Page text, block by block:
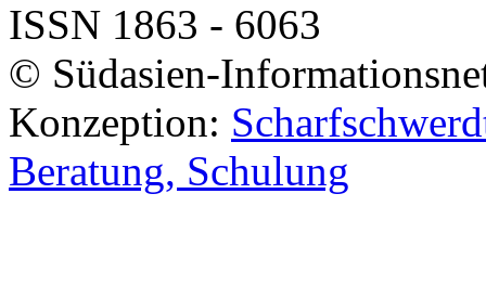
ISSN 1863 - 6063
© Südasien-
Konzeption:
Beratung, Schulung